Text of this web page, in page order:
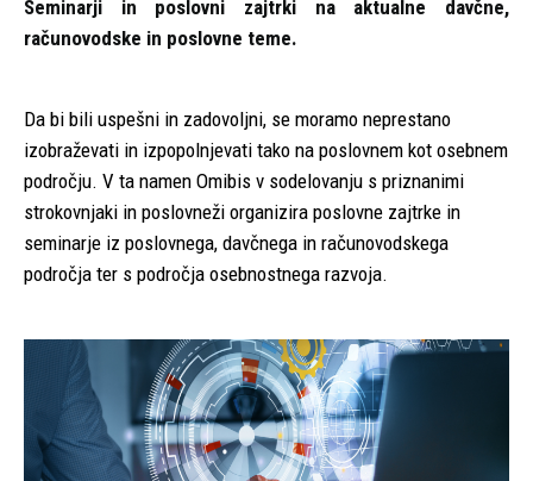
Seminarji in poslovni zajtrki na aktualne davčne,
računovodske in poslovne teme.
Da bi bili uspešni in zadovoljni, se moramo neprestano
izobraževati in izpopolnjevati tako na poslovnem kot osebnem
področju. V ta namen Omibis v sodelovanju s priznanimi
strokovnjaki in poslovneži organizira poslovne zajtrke in
seminarje iz poslovnega, davčnega in računovodskega
področja ter s področja osebnostnega razvoja.